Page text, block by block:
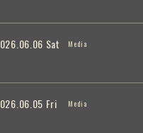
Sat Media
Fri Media